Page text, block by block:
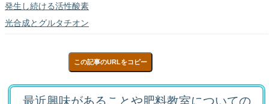
発生し続ける活性酸素
光合成とグルタチオン
この記事のURLをコピー
最近興味があることや肥料教室についての